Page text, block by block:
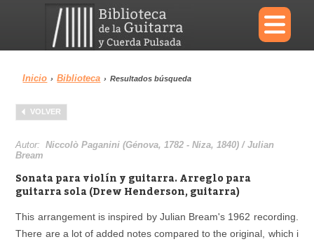
×
Menu
Biblioteca Diccionario
Área personal Reproductor
Inicio › Biblioteca › Resultados búsqueda
VOLVER
Autor:Niccolò Paganini (Génova, 1782 - Niza, 1840) / Julian
Bream
Sonata para violín y guitarra. Arreglo para
guitarra sola (Drew Henderson, guitarra)
This arrangement is inspired by Julian Bream's 1962 recording.
There are a lot of added notes compared to the original, which i